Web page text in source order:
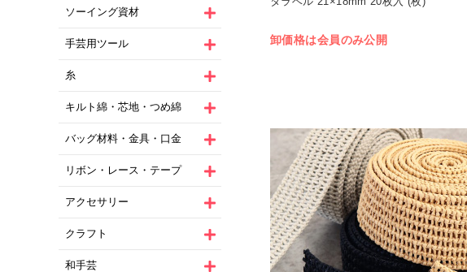
ソーイング資材
手芸用ツール
糸
キルト綿・芯地・つめ綿
バッグ材料・金具・口金
リボン・レース・テープ
アクセサリー
クラフト
和手芸
卸価格は会員のみ公開